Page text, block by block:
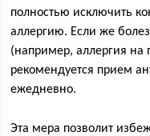
полностью исключить
аллергию. Если же
(например, аллергия на
рекомендуется прием
ежедневно.
Эта мера позволит